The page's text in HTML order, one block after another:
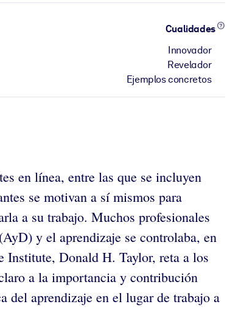
Cualidades
Innovador
Revelador
Ejemplos concretos
en línea, entre las que se incluyen
se motivan a sí mismos para
a su trabajo. Muchos profesionales
y el aprendizaje se controlaba, en
Institute, Donald H. Taylor, reta a los
a la importancia y contribución
aprendizaje en el lugar de trabajo a